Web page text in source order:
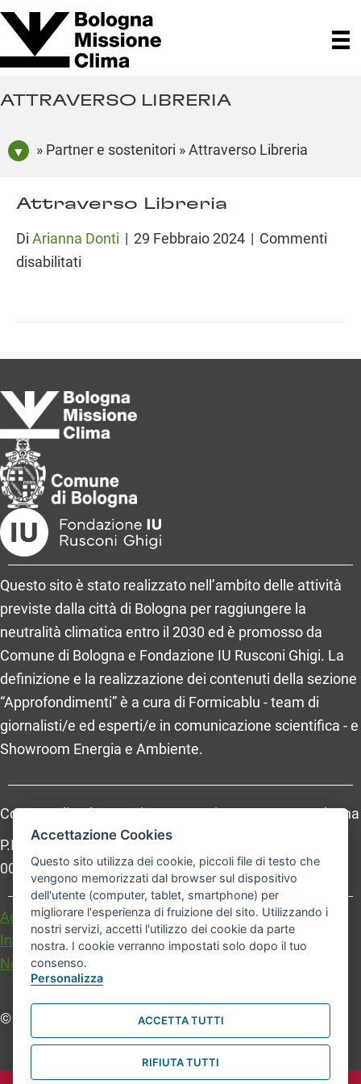
ATTRAVERSO LIBRERIA
» Partner e sostenitori » Attraverso Libreria
Attraverso Libreria
Di Arianna Donti | 29 Febbraio 2024 | Commenti
disabilitati
Questo sito è stato realizzato nell’ambito delle attività
previste dalla città di Bologna per raggiungere la
neutralità climatica entro il 2030 ed è promosso da
Comune di Bologna e Fondazione IU Rusconi Ghigi. La
definizione e la realizzazione dei contenuti della sezione
“Approfondimenti” è a cura di Formicablu - team di
giornalisti/e ed esperti/e in comunicazione scientifica - e
Showroom Energia e Ambiente.
Comune di Bologna, Piazza Maggiore, 6 - 40124 Bologna
P.Iva: 01232710374 - Cod. IBAN: IT 88 R 02008 02435
000020067156
Accessibilità
Carta dei valori
Informativa sul trattamento dei dati personali
Note legali
© Comune di Bologna. Tutti i diritti riservati.
Accettazione Cookies
Questo sito utilizza dei cookie, piccoli file di testo che
vengono memorizzati dal browser sul dispositivo
dell'utente (computer, tablet, smartphone) per
migliorare l'esperienza di fruizione del sito. Utilizzando i
nostri servizi, accetti l'utilizzo dei cookie da parte
nostra. I cookie verranno impostati solo dopo il tuo
consenso.
Personalizza
ACCETTA TUTTI
RIFIUTA TUTTI